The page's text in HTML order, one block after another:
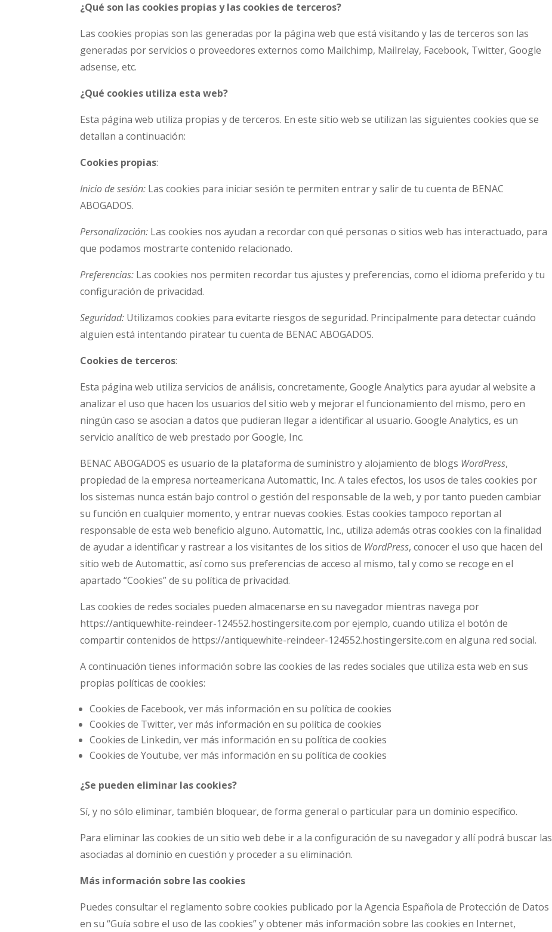
¿Qué son las cookies propias y las cookies de terceros?
Las cookies propias son las generadas por la página web que está visitando y las de terceros son las
generadas por servicios o proveedores externos como Mailchimp, Mailrelay, Facebook, Twitter, Google
adsense, etc.
¿Qué cookies utiliza esta web?
Esta página web utiliza propias y de terceros. En este sitio web se utilizan las siguientes cookies que se
detallan a continuación:
Cookies propias:
Inicio de sesión: Las cookies para iniciar sesión te permiten entrar y salir de tu cuenta de BENAC
ABOGADOS.
Personalización: Las cookies nos ayudan a recordar con qué personas o sitios web has interactuado, para
que podamos mostrarte contenido relacionado.
Preferencias: Las cookies nos permiten recordar tus ajustes y preferencias, como el idioma preferido y tu
configuración de privacidad.
Seguridad: Utilizamos cookies para evitarte riesgos de seguridad. Principalmente para detectar cuándo
alguien está intentando piratear tu cuenta de BENAC ABOGADOS.
Cookies de terceros:
Esta página web utiliza servicios de análisis, concretamente, Google Analytics para ayudar al website a
analizar el uso que hacen los usuarios del sitio web y mejorar el funcionamiento del mismo, pero en
ningún caso se asocian a datos que pudieran llegar a identificar al usuario. Google Analytics, es un
servicio analítico de web prestado por Google, Inc.
BENAC ABOGADOS es usuario de la plataforma de suministro y alojamiento de blogs WordPress,
propiedad de la empresa norteamericana Automattic, Inc. A tales efectos, los usos de tales cookies por
los sistemas nunca están bajo control o gestión del responsable de la web, y por tanto pueden cambiar
su función en cualquier momento, y entrar nuevas cookies. Estas cookies tampoco reportan al
responsable de esta web beneficio alguno. Automattic, Inc., utiliza además otras cookies con la finalidad
de ayudar a identificar y rastrear a los visitantes de los sitios de WordPress, conocer el uso que hacen del
sitio web de Automattic, así como sus preferencias de acceso al mismo, tal y como se recoge en el
apartado “Cookies” de su política de privacidad.
Las cookies de redes sociales pueden almacenarse en su navegador mientras navega por
https://antiquewhite-reindeer-124552.hostingersite.com por ejemplo, cuando utiliza el botón de
compartir contenidos de https://antiquewhite-reindeer-124552.hostingersite.com en alguna red social.
A continuación tienes información sobre las cookies de las redes sociales que utiliza esta web en sus
propias políticas de cookies:
Cookies de Facebook, ver más información en su política de cookies
Cookies de Twitter, ver más información en su política de cookies
Cookies de Linkedin, ver más información en su política de cookies
Cookies de Youtube, ver más información en su política de cookies
¿Se pueden eliminar las cookies?
Sí, y no sólo eliminar, también bloquear, de forma general o particular para un dominio específico.
Para eliminar las cookies de un sitio web debe ir a la configuración de su navegador y allí podrá buscar las
asociadas al dominio en cuestión y proceder a su eliminación.
Más información sobre las cookies
Puedes consultar el reglamento sobre cookies publicado por la Agencia Española de Protección de Datos
en su “Guía sobre el uso de las cookies” y obtener más información sobre las cookies en Internet,